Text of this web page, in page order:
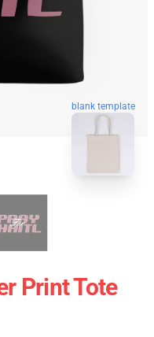
blank template
Print Tote